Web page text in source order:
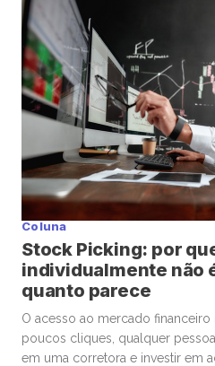
uma cirurgia delicada, levaria
que estou utilizando […]
Coluna
Stock Picking: por
individualmente não
quanto parece
O acesso ao mercado
poucos cliques, qualquer
em uma corretora e investir em